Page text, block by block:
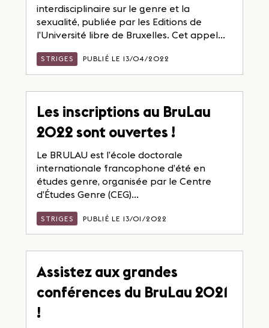
interdisciplinaire sur le genre et la
sexualité, publiée par les Editions de
l’Université libre de Bruxelles. Cet appel...
STRIGES PUBLIÉ LE 13/04/2022
Les inscriptions au BruLau
2022 sont ouvertes !
Le BRULAU est l’école doctorale
internationale francophone d’été en
études genre, organisée par le Centre
d’Études Genre (CEG)...
STRIGES PUBLIÉ LE 13/01/2022
Assistez aux grandes
conférences du BruLau 2021
!